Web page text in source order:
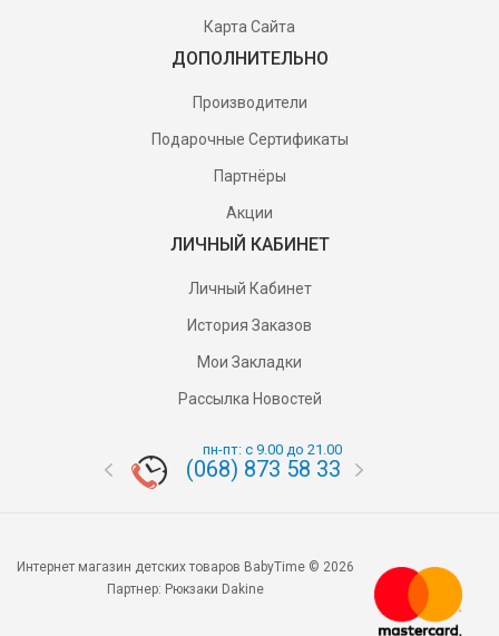
Карта Сайта
ДОПОЛНИТЕЛЬНО
Производители
Подарочные Сертификаты
Партнёры
Акции
ЛИЧНЫЙ КАБИНЕТ
Личный Кабинет
История Заказов
Мои Закладки
Рассылка Новостей
пн-пт: с 9.00 до 21.00
(068) 873 58 33
Интернет магазин детских товаров BabyTime © 2026
Партнер: Рюкзаки Dakine